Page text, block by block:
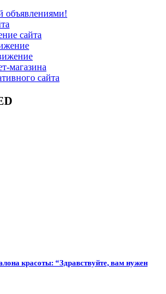
объявлениями!
сайта
магазина
сайта
красоты: “Здравствуйте, вам нужен